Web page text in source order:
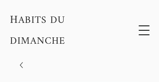
HABITS DU
DIMANCHE